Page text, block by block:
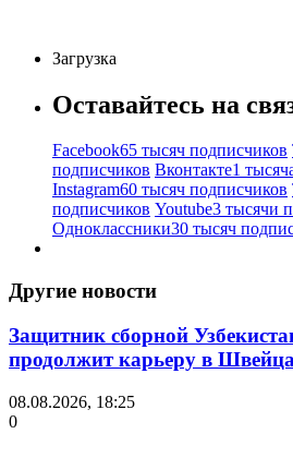
Загрузка
Оставайтесь на
Facebook65 тысяч подписчиков
подписчиков Вконтакте1
Instagram60 тысяч подписчиков
подписчиков Youtube3 тысячи
Одноклассники30 тысяч
Другие новости
Защитник сборной
продолжит карьеру в
08.08.2026, 18:25
0